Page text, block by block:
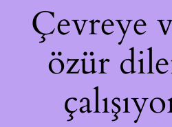
Çevreye
özür